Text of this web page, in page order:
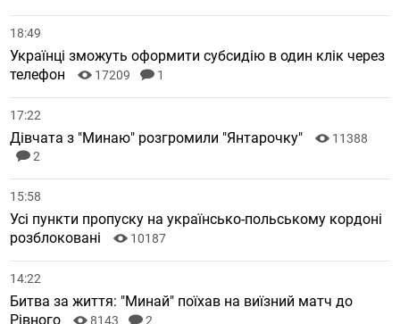
18:49
Українці зможуть оформити субсидію в один клік через
телефон
17209 1
17:22
Дівчата з "Минаю" розгромили "Янтарочку"
11388
2
15:58
Усі пункти пропуску на українсько-польському кордоні
розблоковані
10187
14:22
Битва за життя: "Минай" поїхав на виїзний матч до
Рівного
8143 2